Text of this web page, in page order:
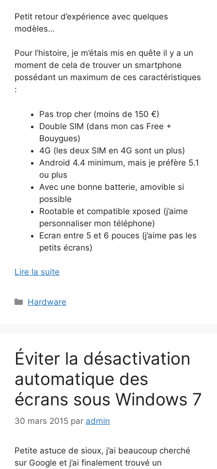
Petit retour d’expérience avec quelques
modèles…
Pour l’histoire, je m’étais mis en quête il y a un
moment de cela de trouver un smartphone
possédant un maximum de ces caractéristiques
:
Pas trop cher (moins de 150 €)
Double SIM (dans mon cas Free +
Bouygues)
4G (les deux SIM en 4G sont un plus)
Android 4.4 minimum, mais je préfère 5.1
ou plus
Avec une bonne batterie, amovible si
possible
Rootable et compatible xposed (j’aime
personnaliser mon téléphone)
Ecran entre 5 et 6 pouces (j’aime pas les
petits écrans)
Lire la suite
Catégories
Hardware
Éviter la désactivation
automatique des
écrans sous Windows 7
30 mars 2015 par admin
Petite astuce de sioux, j’ai beaucoup cherché
sur Google et j’ai finalement trouvé un